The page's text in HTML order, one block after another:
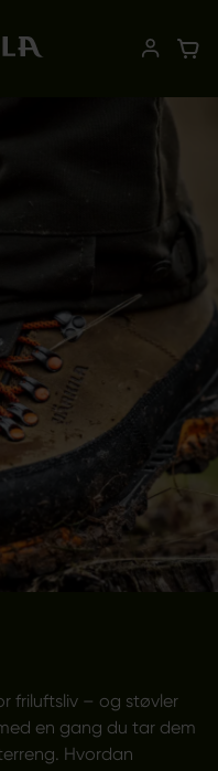
friluftsliv – og støvler
en gang du tar dem
Hvordan